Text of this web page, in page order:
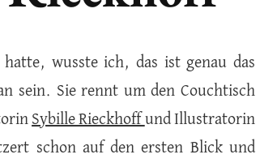
wusste ich, das ist genau das
sein. Sie rennt um den Couchtisch
Sybille Rieckhoff und Illustratorin
schon auf den ersten Blick und